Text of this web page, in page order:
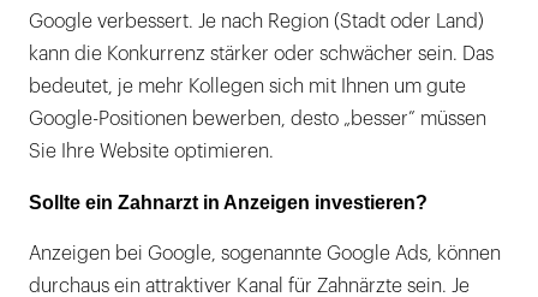
Google verbessert. Je nach Region (Stadt oder Land)
kann die Konkurrenz stärker oder schwächer sein. Das
bedeutet, je mehr Kollegen sich mit Ihnen um gute
Google-Positionen bewerben, desto „besser” müssen
Sie Ihre Website optimieren.
Sollte ein Zahnarzt in Anzeigen investieren?
Anzeigen bei Google, sogenannte Google Ads, können
durchaus ein attraktiver Kanal für Zahnärzte sein. Je